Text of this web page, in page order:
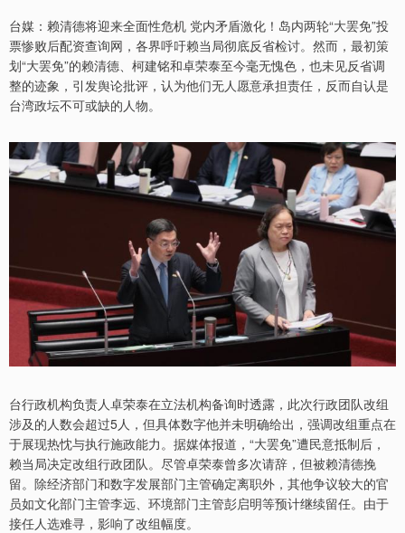
台媒：赖清德将迎来全面性危机 党内矛盾激化！岛内两轮“大罢免”投
票惨败后配资查询网，各界呼吁赖当局彻底反省检讨。然而，最初策
划“大罢免”的赖清德、柯建铭和卓荣泰至今毫无愧色，也未见反省调
整的迹象，引发舆论批评，认为他们无人愿意承担责任，反而自认是
台湾政坛不可或缺的人物。
台行政机构负责人卓荣泰在立法机构备询时透露，此次行政团队改组
涉及的人数会超过5人，但具体数字他并未明确给出，强调改组重点在
于展现热忱与执行施政能力。据媒体报道，“大罢免”遭民意抵制后，
赖当局决定改组行政团队。尽管卓荣泰曾多次请辞，但被赖清德挽
留。除经济部门和数字发展部门主管确定离职外，其他争议较大的官
员如文化部门主管李远、环境部门主管彭启明等预计继续留任。由于
接任人选难寻，影响了改组幅度。